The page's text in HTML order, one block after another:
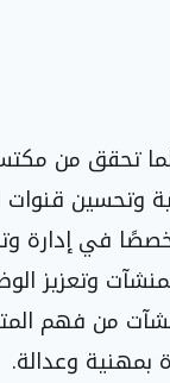
تحقق من
وتحسين قنوات
في إدارة
وتعزيز
من فهم
بمهنية وعدالة.